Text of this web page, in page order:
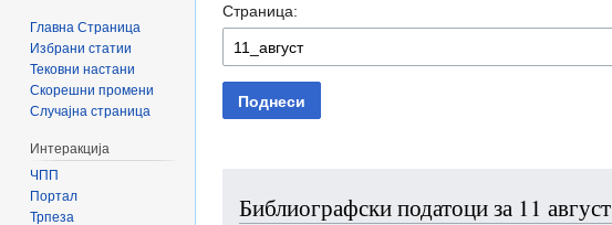
Страница:
Поднеси
Библиографски податоци за 11 август
Главна Страница
Избрани статии
Тековни настани
Скорешни промени
Случајна страница
Интеракција
ЧПП
Портал
Трпеза